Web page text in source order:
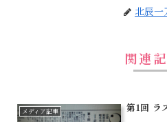
北辰一
関連
メディア記事 第1回 ラ